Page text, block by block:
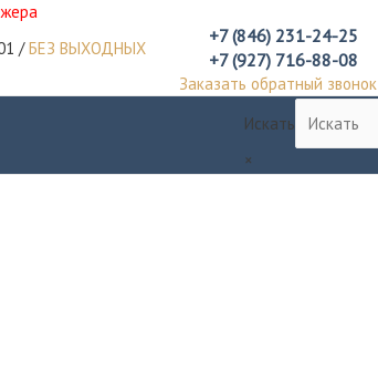
/БЕЗ ВЫХОДНЫХ
+7 (846) 231-24-25
+7 (927) 716-88-08
Заказать обратный звонок
Искать
×